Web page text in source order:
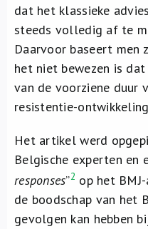
FR
dat het klassieke
steeds volledig af te
Daarvoor baseert men
het niet bewezen is
van de voorziene duur
resistentie-
Het artikel werd
Belgische experten en
responses”2 op het
de boodschap van het
gevolgen kan hebben